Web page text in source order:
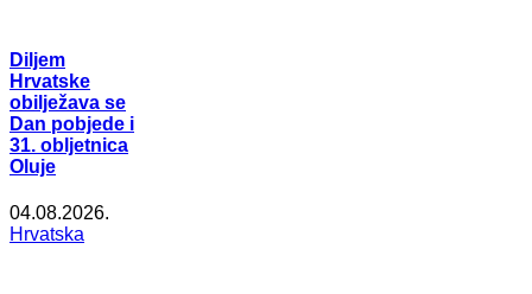
Diljem
Hrvatske
obilježava se
Dan pobjede i
31. obljetnica
Oluje
04.08.2026.
Hrvatska